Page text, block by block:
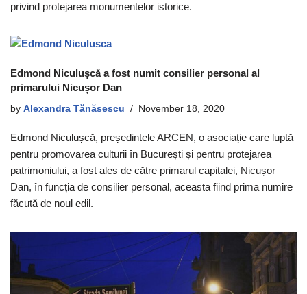
privind protejarea monumentelor istorice.
Edmond Niculușcă a fost numit consilier personal al
primarului Nicușor Dan
by Alexandra Tănăsescu November 18, 2020
Edmond Niculușcă, președintele ARCEN, o asociație care luptă
pentru promovarea culturii în București și pentru protejarea
patrimoniului, a fost ales de către primarul capitalei, Nicușor
Dan, în funcția de consilier personal, aceasta fiind prima numire
făcută de noul edil.